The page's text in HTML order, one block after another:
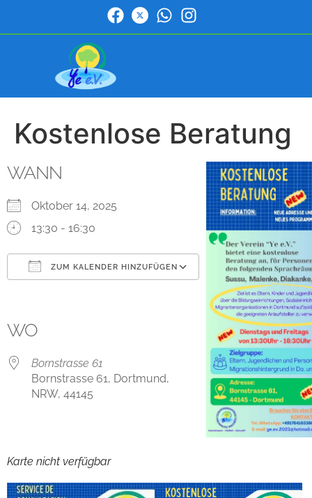
Kostenlose Beratung
WANN
Oktober 14, 2025
13:30 - 16:30
ZUM KALENDER HINZUFÜGEN
Outlook Live
WO
Bornstrasse 61
Bornstrasse 61, Dortmund,
NRW, 44145
Karte nicht verfügbar